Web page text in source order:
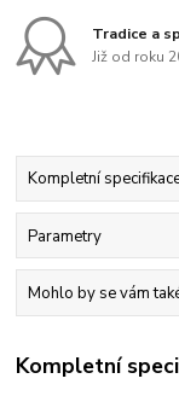
Tradice a
Již od roku
Kompletní
Parametry
Mohlo by se vám
Kompletní